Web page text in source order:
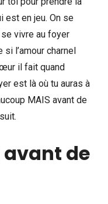
est en jeu. On se
vivre au foyer
l’amour charnel
il fait quand
est là où tu auras à
MAIS avant de
avant de